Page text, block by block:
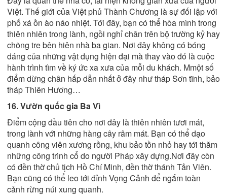
Việt. Thế giới của Việt phủ Thành Chương là sự đối lập với
phố xá ồn ào náo nhiệt. Tới đây, bạn có thể hòa mình trong
thiên nhiên trong lành, ngồi nghỉ chân trên bộ trường kỷ hay
chõng tre bên hiên nhà ba gian. Nơi đây không có bóng
dáng của những vật dụng hiện đại mà thay vào đó là cuộc
hành trình tìm về ký ức xa xưa của mỗi du khách. Mmột số
điểm dừng chân hấp dẫn nhất ở đây như tháp Sơn tĩnh, bảo
tháp Thiên Hương…
16. Vườn quốc gia Ba Vì
Điểm cộng đầu tiên cho nơi đây là thiên nhiên tươi mát,
trong lành với những hàng cây râm mát. Bạn có thể dạo
quanh công viên xương rồng, khu bảo tồn nhỏ hay tới thăm
những công trình cổ do người Pháp xây dựng.Nơi đây còn
có đền thờ chủ tịch Hồ Chí Minh, đền thờ thánh Tản Viên.
Bạn cũng có thể leo tới đỉnh Vọng Cảnh để ngắm toàn
cảnh rừng núi xung quanh.